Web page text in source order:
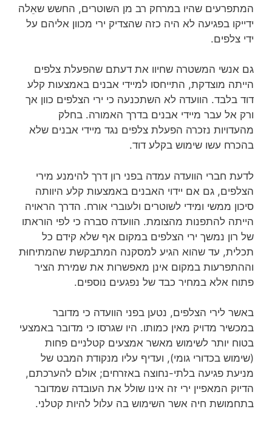
המתפרעים שהיו במרחק רב מן השוטרים, החשש שאֵלה
ידייקו בפגיעה לא היה כזה שהצדיק ירי מכוון אליהם על
ידי צלפים.
גם אנשי המשטרה שחיוו את דעתם שהפעלת צלפים
הייתה מוצדקת, התייחסו למיידי אבנים באמצעות קלע
דוד בלבד. הוועדה לא השתכנעה כי ירי הצלפים כוון אך
ורק אל עבר מיידי אבנים בדרך האמורה. בחלק
מהעדויות נזכרה הפעלת צלפים נגד מיידי אבנים שלא
בהכרח עשו שימוש בקלע דוד.
לדעת חברי הוועדה עמדה בפני רון דרך להימנע מירי
הצלפים, גם אם יידוי האבנים באמצעות קלע היוותה
סיכון ממשי ומידי לשוטרים ולעוברי אורח. הדרך הראויה
הייתה להתפנות מהצומת. הוועדה סברה כי לפי הוראתו
של רון נמשך ירי הצלפים במקום אף שלא קידם כל
תכלית, עד שהוא הגיע למסקנה המתבקשת שהמתיחוּת
וההתפרעות במקום אינן מאפשרות את שמירת הציר
פתוח אלא במחיר כבד של נפגעים נוספים.
באשר לירי הצלפים, נטען בפני הוועדה כי מדובר
במכשיר מדויק מאין כמותו. היו שגרסו כי מדובר באמצעי
בטוח יותר לשימוש מאשר אמצעים קטלניים פחות
(שימוש בכדורי גומי), ועדיף עליו מנקודת המבט של
מניעת פגיעה בלתי-נחוצה באזרחים; אולם להערכתם,
הדיוק המאפיין ירי זה אינו שולל את העובדה שמדובר
בתחמושת חיה אשר השימוש בה עלול להיות קטלני.